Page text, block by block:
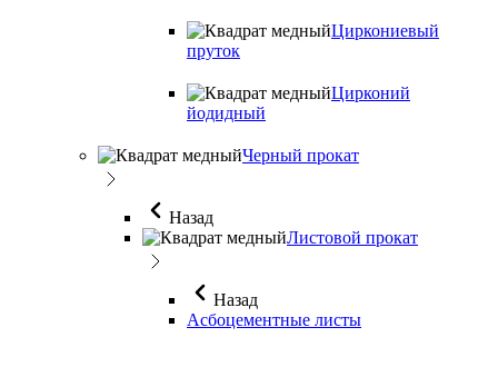
Циркониевый
пруток
Цирконий
йодидный
Черный прокат
Назад
Листовой прокат
Назад
Асбоцементные листы